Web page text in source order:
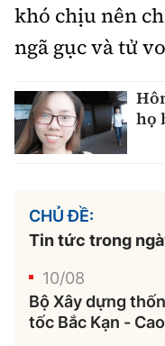
khó chịu nên
ngã gục và tử
họ
CHỦ ĐỀ:
Tin tức trong
10/08
Bộ Xây dựng
tốc Bắc Kạn -